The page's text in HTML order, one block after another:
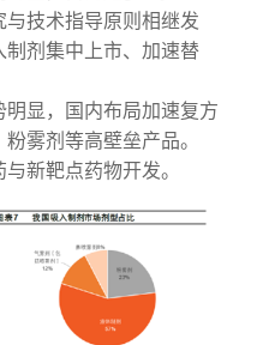
技术指导原则相继发
剂集中上市、加速替
显，国内布局加速复方
雾剂等高壁垒产品。
新靶点药物开发。